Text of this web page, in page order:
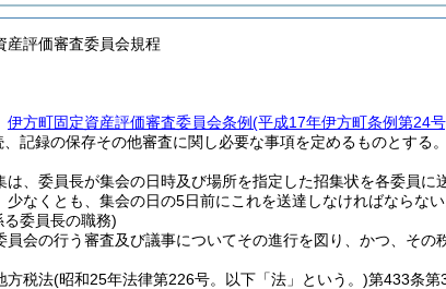
産評価審査委員会規程
伊方町固定資産評価審査委員会条例(平成17年伊方町条例第24
記録の保存その他審査に関し必要な事項を定めるものとする。
は、委員長が集会の日時及び場所を指定した招集状を各委員に
少なくとも、集会の日の5日前にこれを送達しなければならない
委員長の職務)
員会の行う審査及び議事についてその進行を図り、かつ、その
方税法(昭和25年法律第226号。以下「法」という。)第433条第